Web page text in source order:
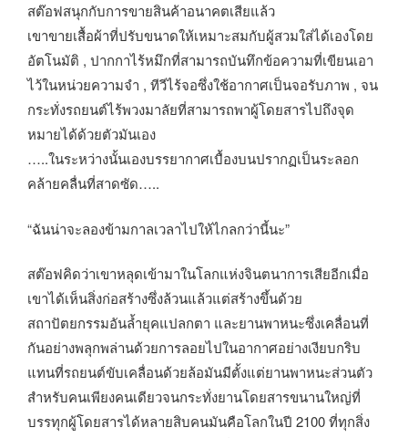
สต๊อฟสนุกกับการขายสินค้าอนาคตเสียแล้ว
เขาขายเสื้อผ้าที่ปรับขนาดให้เหมาะสมกับผู้สวมใส่ได้เองโดย
อัตโนมัติ , ปากกาไร้หมึกที่สามารถบันทึกข้อความที่เขียนเอา
ไว้ในหน่วยความจำ , ทีวีไร้จอซึ่งใช้อากาศเป็นจอรับภาพ , จน
กระทั่งรถยนต์ไร้พวงมาลัยที่สามารถพาผู้โดยสารไปถึงจุด
หมายได้ด้วยตัวมันเอง
…..ในระหว่างนั้นเองบรรยากาศเบื้องบนปรากฏเป็นระลอก
คล้ายคลื่นที่สาดซัด…..
“ฉันน่าจะลองข้ามกาลเวลาไปให้ไกลกว่านี้นะ”
สต๊อฟคิดว่าเขาหลุดเข้ามาในโลกแห่งจินตนาการเสียอีกเมื่อ
เขาได้เห็นสิ่งก่อสร้างซึ่งล้วนแล้วแต่สร้างขึ้นด้วย
สถาปัตยกรรมอันล้ำยุคแปลกตา และยานพาหนะซึ่งเคลื่อนที่
กันอย่างพลุกพล่านด้วยการลอยไปในอากาศอย่างเงียบกริบ
แทนที่รถยนต์ขับเคลื่อนด้วยล้อมันมีตั้งแต่ยานพาหนะส่วนตัว
สำหรับคนเพียงคนเดียวจนกระทั่งยานโดยสารขนานใหญ่ที่
บรรทุกผู้โดยสารได้หลายสิบคนมันคือโลกในปี 2100 ที่ทุกสิ่ง